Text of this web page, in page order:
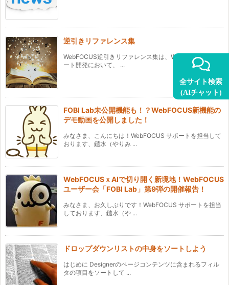
逆引きリファレンス集
WebFOCUS逆引きリファレンス集は、WebFOCUSのレポ
ート開発において、 ...
FOBI Lab未公開機能も！？WebFOCUS新機能の
デモ動画を公開しました！
みなさま、こんにちは！WebFOCUS サポートを担当して
おります、鑓水（やりみ ...
WebFOCUSｘAIで切り開く新境地！WebFOCUS
ユーザー会「FOBI Lab」第9弾の開催報告！
みなさま、お久しぶりです！WebFOCUS サポートを担当
しております、鑓水（や ...
ドロップダウンリストの中身をソートしよう
はじめに Designerのページコンテンツに含まれるフィル
タの項目をソートして ...
全サイト検索
(AIチャット)